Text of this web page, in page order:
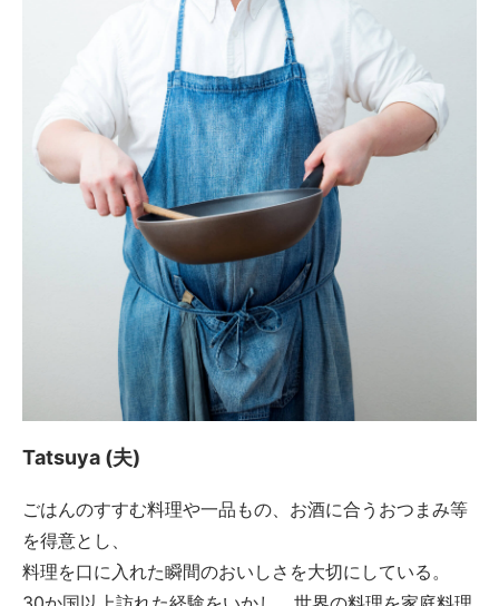
Tatsuya (夫)
ごはんのすすむ料理や一品もの、お酒に合うおつまみ等
を得意とし、
料理を口に入れた瞬間のおいしさを大切にしている。